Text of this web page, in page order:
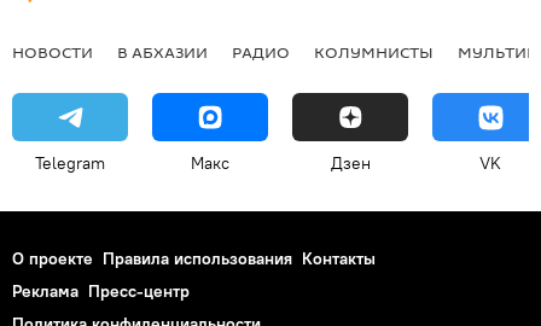
НОВОСТИ В АБХАЗИИ РАДИО КОЛУМНИСТЫ
Telegram Макс Дзен VK
О проекте Правила использования Контакты
Реклама Пресс-центр